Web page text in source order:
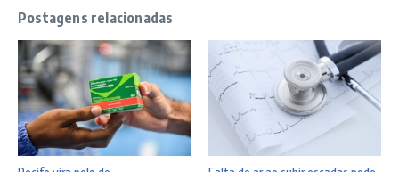
Postagens relacionadas